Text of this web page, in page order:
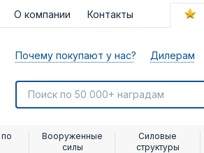
О компании Контакты
Почему покупают у нас? Дилерам
Вооруженные
силы
Силовые
структуры